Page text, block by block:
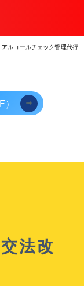
アルコールチェック管理代行
法改